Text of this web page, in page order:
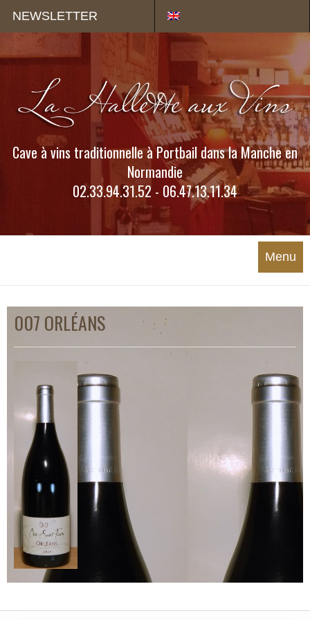
NEWSLETTER
Cave à vins traditionnelle à Portbail dans la Manche en
Normandie
02.33.94.31.52 - 06.47.13.11.34
Menu
007 ORLÉANS
Panneau de gestion des cookies